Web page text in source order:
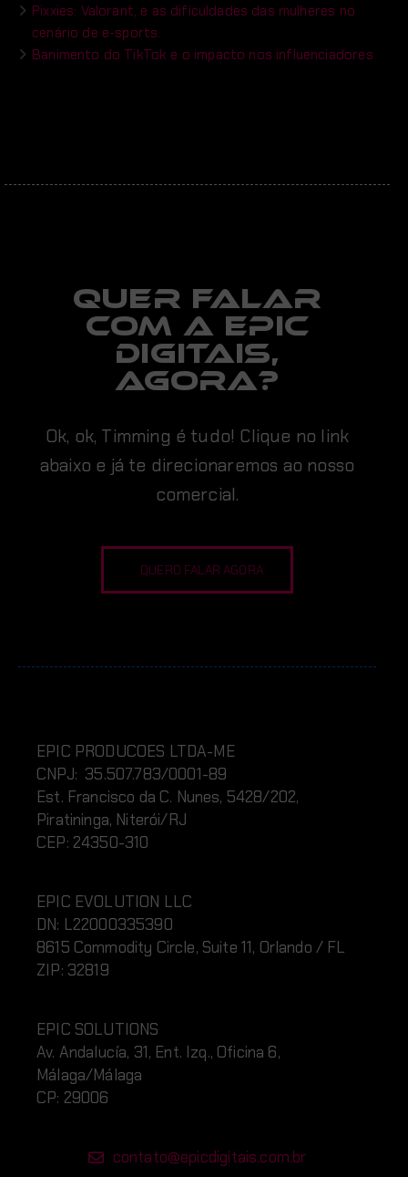
Pixxies: Valorant, e as dificuldades das mulheres no
cenário de e-sports.
Banimento do TikTok e o impacto nos influenciadores
Quer falar
com a EPIC
digitais,
AGORA?
Ok, ok, Timming é tudo! Clique no link
abaixo e já te direcionaremos ao nosso
comercial.
QUERO FALAR AGORA
EPIC PRODUCOES LTDA-ME
CNPJ: 35.507.783/0001-89
Est. Francisco da C. Nunes, 5428/202,
Piratininga, Niterói/RJ
CEP: 24350-310
EPIC EVOLUTION LLC
DN: L22000335390
8615 Commodity Circle, Suite 11, Orlando / FL
ZIP: 32819
EPIC SOLUTIONS
Av. Andalucía, 31, Ent. Izq., Oficina 6,
Málaga/Málaga
CP: 29006
contato@epicdigitais.com.br